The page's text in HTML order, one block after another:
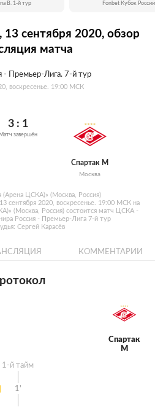
B. 1-й тур Fonbet Кубок России
сентября 2020, обзор
матча
- Премьер-Лига. 7-й тур
воскресенье. 19:00 МСК
3 : 1
Матч завершён
Спартак М
Москва
ЦСКА)» (Москва, Россия)
сентября 2020, воскресенье. 19:00 МСК на
(Москва, Россия) состоится матч ЦСКА -
Россия - Премьер-Лига 7-й тур
Сергей Карасёв
КОММЕНТАРИИ
Спартак
М
1-й тайм
1'